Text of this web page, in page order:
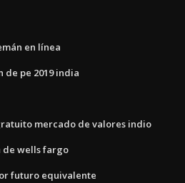
en línea
pe 2019 india
mercado de valores indio
de wells fargo
futuro equivalente